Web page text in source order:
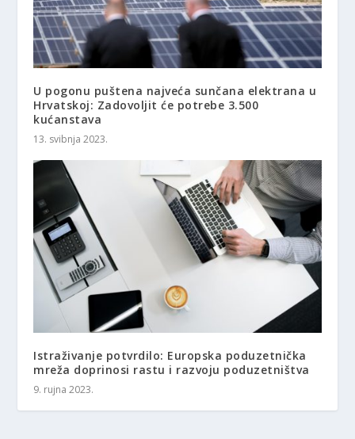
U pogonu puštena najveća sunčana elektrana u
Hrvatskoj: Zadovoljit će potrebe 3.500
kućanstava
13. svibnja 2023.
Istraživanje potvrdilo: Europska poduzetnička
mreža doprinosi rastu i razvoju poduzetništva
9. rujna 2023.